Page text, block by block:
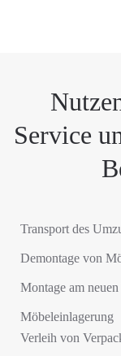
Service
Transport des
Demontage von
Montage am
Möbeleinlagerung
Verleih von